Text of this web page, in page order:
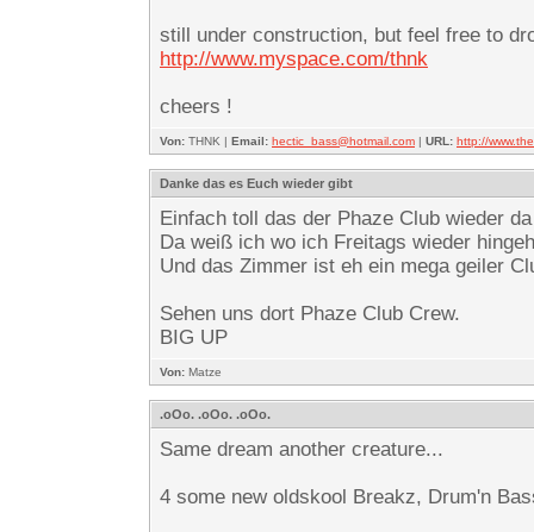
still under construction, but feel free to
http://www.myspace.com/thnk
cheers !
Von: THNK | Email: hectic_bass@hotmail.com | URL: http://
Danke das es Euch wieder gibt
Einfach toll das der Phaze Club wieder
Da weiß ich wo ich Freitags wieder
Und das Zimmer ist eh ein mega geiler
Sehen uns dort Phaze Club Crew.
BIG UP
Von: Matze
.oOo. .oOo. .oOo.
Same dream another creature...
4 some new oldskool Breakz, Drum'n